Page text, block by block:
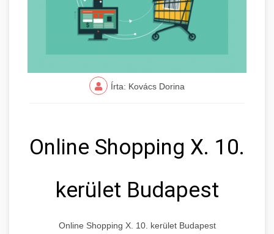
Írta: Kovács Dorina
Online Shopping X. 10.
kerület Budapest
Online Shopping X. 10. kerület Budapest